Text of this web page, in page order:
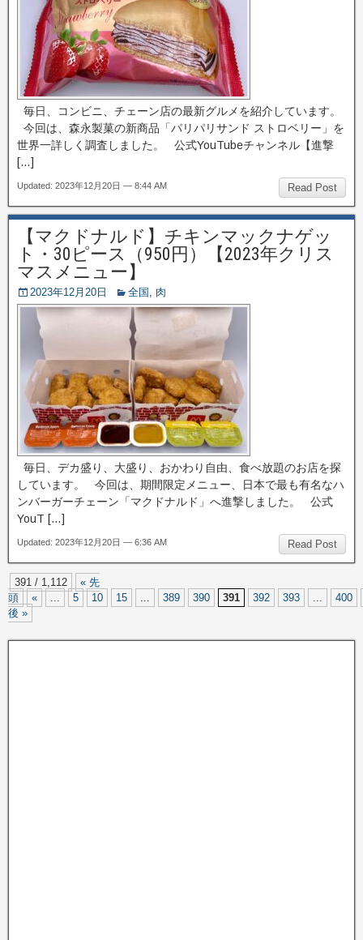
毎日、コンビニ、チェーン店の最新グルメを紹介しています。
今回は、森永製菓の新商品「パリパリサンド ストロベリー」を
世界一詳しく調査しました。 公式YouTubeチャンネル【進撃
[…]
Read Post
Updated: 2023年12月20日 — 8:44 AM
【マクドナルド】チキンマックナゲッ
ト・30ピース（950円）【2023年クリス
マスメニュー】
2023年12月20日 全国 , 肉
毎日、デカ盛り、大盛り、おかわり自由、食べ放題のお店を探
しています。 今回は、期間限定メニュー、日本で最も有名なハ
ンバーガーチェーン「マクドナルド」へ進撃しました。 公式
YouT […]
Read Post
Updated: 2023年12月20日 — 6:36 AM
391 / 1,112
« 先
頭
« ... 5 10 15 ... 389 390 391 392 393 ...
400
後 »